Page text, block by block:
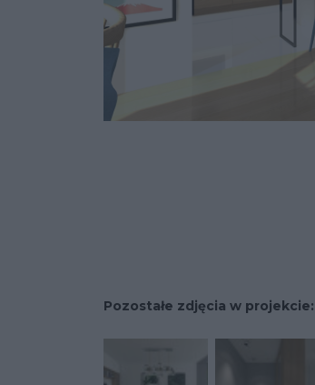
Pozostałe zdjęcia w projekcie: